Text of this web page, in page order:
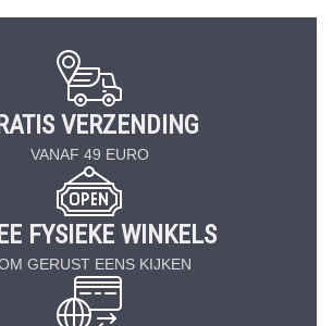
VERZENDING
VANAF 49 EURO
FYSIEKE WINKELS
GERUST EENS KIJKEN